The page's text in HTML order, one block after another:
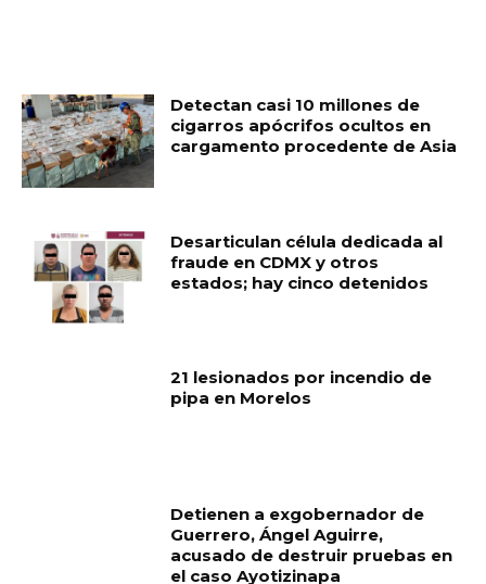
Detectan casi 10 millones de
cigarros apócrifos ocultos en
cargamento procedente de Asia
Desarticulan célula dedicada al
fraude en CDMX y otros
estados; hay cinco detenidos
21 lesionados por incendio de
pipa en Morelos
Detienen a exgobernador de
Guerrero, Ángel Aguirre,
acusado de destruir pruebas en
el caso Ayotizinapa